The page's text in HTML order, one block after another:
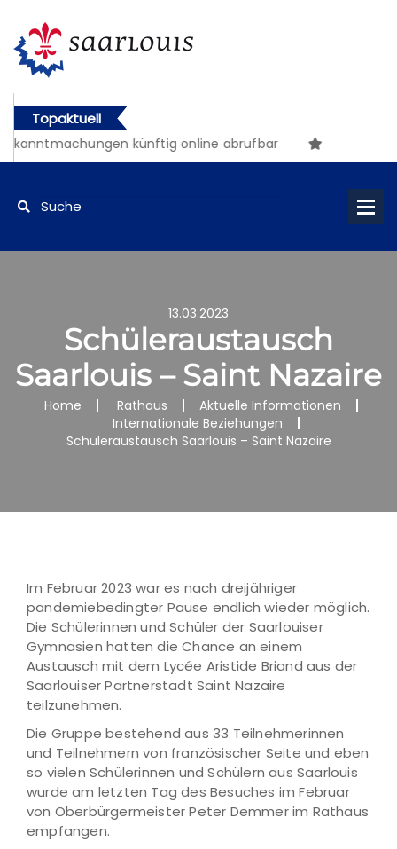
Topaktuell
künftig online abrufbar
13.03.2023
Schüleraustausch
Saarlouis – Saint Nazaire
Home Rathaus
Aktuelle Informationen
Internationale Beziehungen
Schüleraustausch Saarlouis – Saint Nazaire
Im Februar 2023 war es nach dreijähriger
pandemiebedingter Pause endlich wieder möglich.
Die Schülerinnen und Schüler der Saarlouiser
Gymnasien hatten die Chance an einem
Austausch mit dem Lycée Aristide Briand aus der
Saarlouiser Partnerstadt Saint Nazaire
teilzunehmen.
Die Gruppe bestehend aus 33 Teilnehmerinnen
und Teilnehmern von französischer Seite und eben
so vielen Schülerinnen und Schülern aus Saarlouis
wurde am letzten Tag des Besuches im Februar
von Oberbürgermeister Peter Demmer im Rathaus
empfangen.